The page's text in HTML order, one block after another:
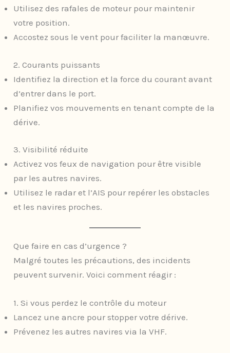
Utilisez des rafales de moteur pour maintenir
votre position.
Accostez sous le vent pour faciliter la manœuvre.
2. Courants puissants
Identifiez la direction et la force du courant avant
d’entrer dans le port.
Planifiez vos mouvements en tenant compte de la
dérive.
3. Visibilité réduite
Activez vos feux de navigation pour être visible
par les autres navires.
Utilisez le radar et l’AIS pour repérer les obstacles
et les navires proches.
Que faire en cas d’urgence ?
Malgré toutes les précautions, des incidents
peuvent survenir. Voici comment réagir :
1. Si vous perdez le contrôle du moteur
Lancez une ancre pour stopper votre dérive.
Prévenez les autres navires via la VHF.